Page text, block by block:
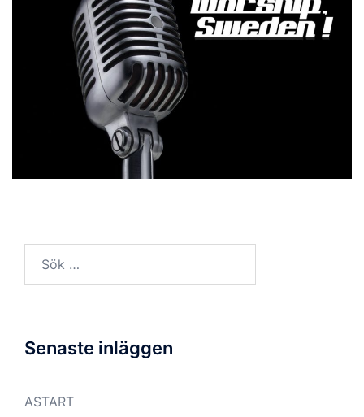
Senaste inläggen
ASTART